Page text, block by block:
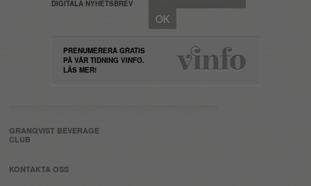
DIGITALA NYHETSBREV
PRENUMERERA GRATIS
PÅ VÅR TIDNING VINFO.
LÄS MER!
GRANQVIST BEVERAGE
CLUB
KONTAKTA OSS